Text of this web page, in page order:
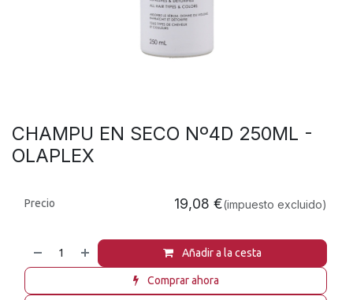
CHAMPU EN SECO Nº4D 250ML -
OLAPLEX
Añadir a la cesta
Comprar ahora
Precio 19,08 €(impuesto excluido)